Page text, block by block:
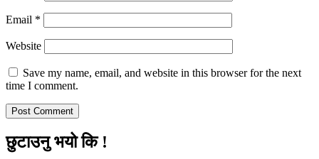
Email *
Website
Save my name, email, and website in this browser for the next
time I comment.
छुटाउनु भयो कि !